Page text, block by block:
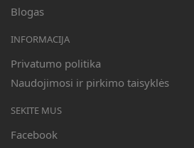
Blogas
INFORMACIJA
Privatumo politika
Naudojimosi ir pirkimo taisyklės
SEKITE MUS
Facebook